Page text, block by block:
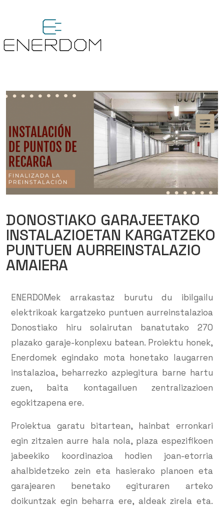
DONOSTIAKO GARAJEETAKO
INSTALAZIOETAN KARGATZEKO
PUNTUEN AURREINSTALAZIO
AMAIERA
ENERDOMek arrakastaz burutu du ibilgailu
elektrikoak kargatzeko puntuen aurreinstalazioa
Donostiako hiru solairutan banatutako 270
plazako garaje-konplexu batean. Proiektu honek,
Enerdomek egindako mota honetako laugarren
instalazioa, beharrezko azpiegitura barne hartu
zuen, baita kontagailuen zentralizazioen
egokitzapena ere.
Proiektua garatu bitartean, hainbat erronkari
egin zitzaien aurre hala nola, plaza espezifikoen
jabeekiko koordinazioa hodien joan-etorria
ahalbidetzeko zein eta hasierako planoen eta
garajearen benetako egituraren arteko
doikuntzak egin beharra ere, aldeak zirela eta.